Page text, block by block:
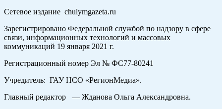
Сетевое издание chulymgazeta.ru
Зарегистрировано Федеральной службой по надзору в сфере
связи, информационных технологий и массовых
коммуникаций 19 января 2021 г.
Регистрационный номер Эл № ФС77-80241
Учредитель: ГАУ НСО «РегионМедиа».
Главный редактор — Жданова Ольга Александровна.